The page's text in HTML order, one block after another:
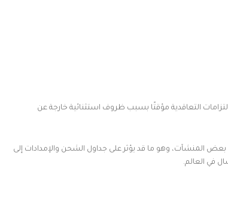
التعاقدية مؤقتًا بسبب ظروف استثنائية خارجة عن
بعض المنشآت، وهو ما قد يؤثر على جداول الشحن والإمدادات إلى
في العالم.